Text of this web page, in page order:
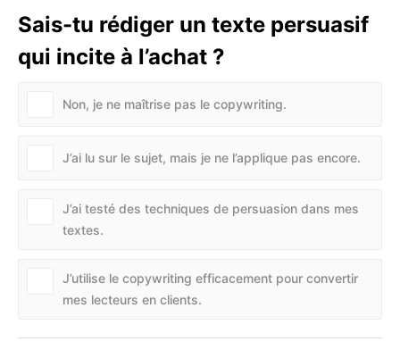
Sais-tu rédiger un texte persuasif
qui incite à l’achat ?
Non, je ne maîtrise pas le copywriting.
J’ai lu sur le sujet, mais je ne l’applique pas encore.
J’ai testé des techniques de persuasion dans mes
textes.
J’utilise le copywriting efficacement pour convertir
mes lecteurs en clients.